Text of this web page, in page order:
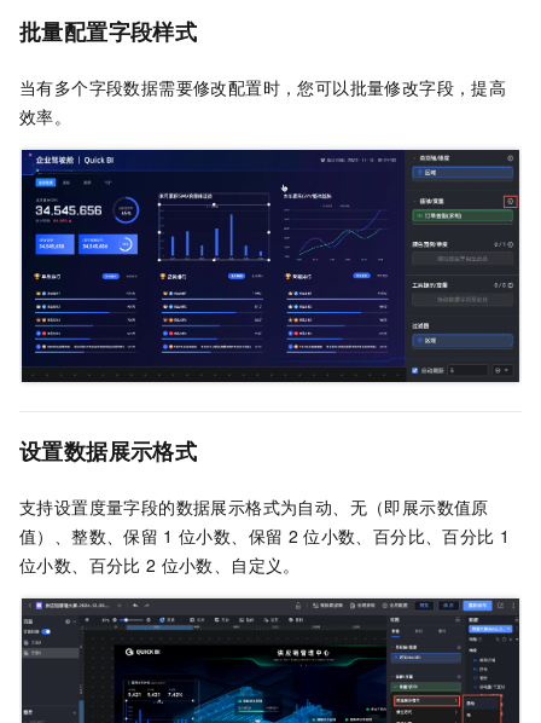
批量配置字段样式
当有多个字段数据需要修改配置时，您可以批量修改字段，提高
效率。
设置数据展示格式
支持设置度量字段的数据展示格式为自动、无（即展示数值原
值）、整数、保留 1 位小数、保留 2 位小数、百分比、百分比 1
位小数、百分比 2 位小数、自定义。